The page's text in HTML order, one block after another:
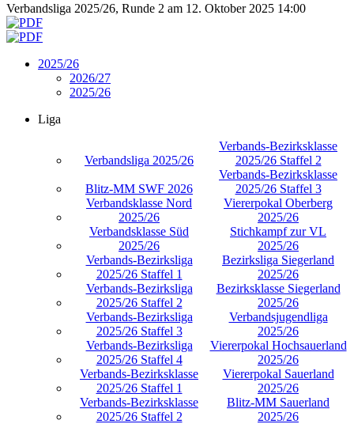
Verbandsliga 2025/26, Runde 2 am 12. Oktober 2025 14:00
2025/26
2026/27
2025/26
Liga
Verbandsliga 2025/26
Verbands-Bezirksklasse
2025/26 Staffel 2
Blitz-MM SWF 2026
Verbands-Bezirksklasse
2025/26 Staffel 3
Verbandsklasse Nord
2025/26
Viererpokal Oberberg
2025/26
Verbandsklasse Süd
2025/26
Stichkampf zur VL
2025/26
Verbands-Bezirksliga
2025/26 Staffel 1
Bezirksliga Siegerland
2025/26
Verbands-Bezirksliga
2025/26 Staffel 2
Bezirksklasse Siegerland
2025/26
Verbands-Bezirksliga
2025/26 Staffel 3
Verbandsjugendliga
2025/26
Verbands-Bezirksliga
2025/26 Staffel 4
Viererpokal Hochsauerland
2025/26
Verbands-Bezirksklasse
2025/26 Staffel 1
Viererpokal Sauerland
2025/26
Verbands-Bezirksklasse
2025/26 Staffel 2
Blitz-MM Sauerland
2025/26